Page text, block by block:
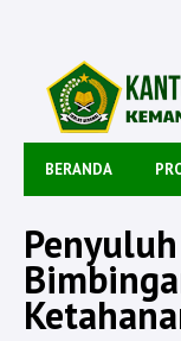
BERANDA